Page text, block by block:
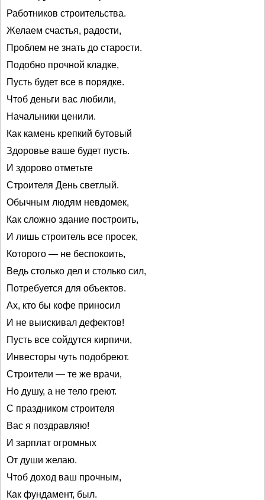
Работников строительства.
Желаем счастья, радости,
Проблем не знать до старости.
Подобно прочной кладке,
Пусть будет все в порядке.
Чтоб деньги вас любили,
Начальники ценили.
Как камень крепкий бутовый
Здоровье ваше будет пусть.
И здорово отметьте
Строителя День светлый.
Обычным людям невдомек,
Как сложно здание построить,
И лишь строитель все просек,
Которого — не беспокоить,
Ведь столько дел и столько сил,
Потребуется для объектов.
Ах, кто бы кофе приносил
И не выискивал дефектов!
Пусть все сойдутся кирпичи,
Инвесторы чуть подобреют.
Строители — те же врачи,
Но душу, а не тело греют.
С праздником строителя
Вас я поздравляю!
И зарплат огромных
От души желаю.
Чтоб доход ваш прочным,
Как фундамент, был.